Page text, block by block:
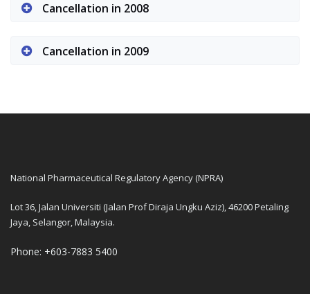
Cancellation in 2008
Cancellation in 2009
National Pharmaceutical Regulatory Agency (NPRA)
Lot 36, Jalan Universiti (Jalan Prof Diraja Ungku Aziz), 46200 Petaling
Jaya, Selangor, Malaysia.
Phone: +603-7883 5400